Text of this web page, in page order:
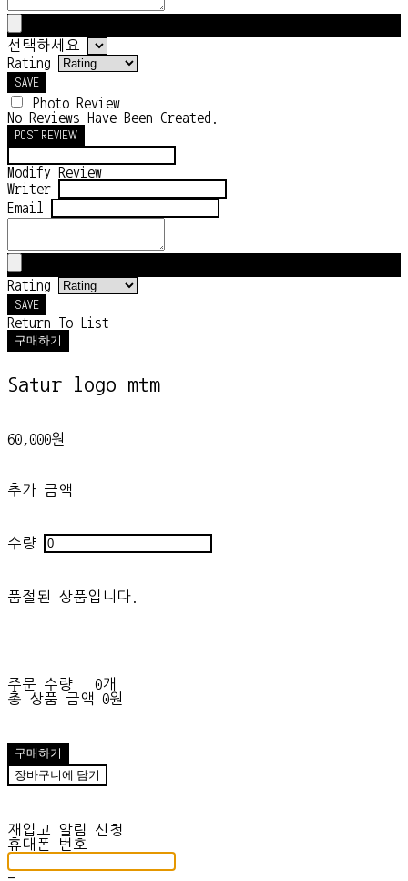
선택하세요
Rating
SAVE
Photo Review
No Reviews Have Been Created.
POST REVIEW
Modify Review
Writer
Email
Rating
SAVE
Return To List
구매하기
Satur logo mtm
60,000원
추가 금액
수량
품절된 상품입니다.
주문 수량
0개
총 상품 금액
0원
구매하기
장바구니에 담기
재입고 알림 신청
휴대폰 번호